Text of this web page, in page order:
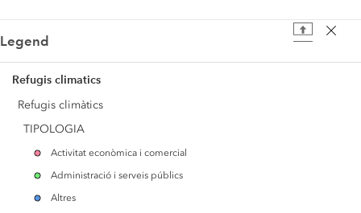
Legend
Refugis climatics
Refugis climàtics
TIPOLOGIA
Activitat econòmica i comercial
Administració i serveis públics
Altres